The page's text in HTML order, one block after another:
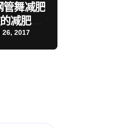
管舞减肥
减肥瘦
26, 2017